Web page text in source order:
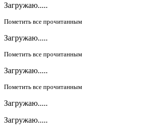
Загружаю.....
Пометить все прочитанным
Загружаю.....
Пометить все прочитанным
Загружаю.....
Пометить все прочитанным
Загружаю.....
Загружаю.....